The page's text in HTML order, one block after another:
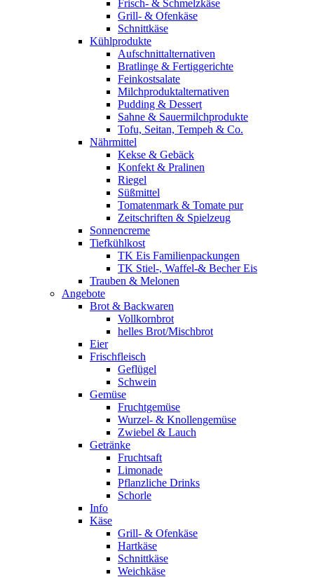
Frisch- & Schmelzkäse
Grill- & Ofenkäse
Schnittkäse
Kühlprodukte
Aufschnittalternativen
Bratlinge & Fertiggerichte
Feinkostsalate
Milchproduktalternativen
Pudding & Dessert
Sahne & Sauermilchprodukte
Tofu, Seitan, Tempeh & Co.
Nährmittel
Kekse & Gebäck
Konfekt & Pralinen
Riegel
Süßmittel
Tomatenmark & Tomate pur
Zeitschriften & Spielzeug
Sonnencreme
Tiefkühlkost
TK Eis Familienpackungen
TK Stiel-, Waffel-& Becher Eis
Trauben & Melonen
Angebote
Brot & Backwaren
Vollkornbrot
helles Brot/Mischbrot
Eier
Frischfleisch
Geflügel
Schwein
Gemüse
Fruchtgemüse
Wurzel- & Knollengemüse
Zwiebel & Lauch
Getränke
Fruchtsaft
Limonade
Pflanzliche Drinks
Schorle
Info
Käse
Grill- & Ofenkäse
Hartkäse
Schnittkäse
Weichkäse